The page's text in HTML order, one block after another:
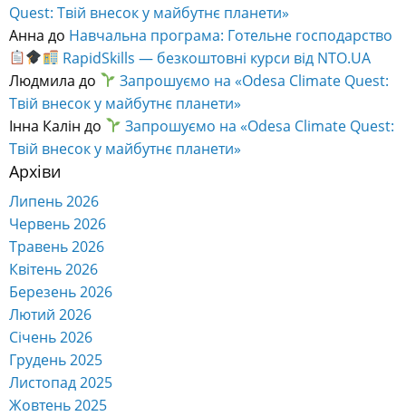
Quest: Твій внесок у майбутнє планети»
Анна до Навчальна програма: Готельне господарство
RapidSkills — безкоштовні курси від NTO.UA
Людмила до
Запрошуємо на «Odesa Climate Quest:
Твій внесок у майбутнє планети»
Інна Калін до
Запрошуємо на «Odesa Climate Quest:
Твій внесок у майбутнє планети»
Архіви
Липень 2026
Червень 2026
Травень 2026
Квітень 2026
Березень 2026
Лютий 2026
Січень 2026
Грудень 2025
Листопад 2025
Жовтень 2025